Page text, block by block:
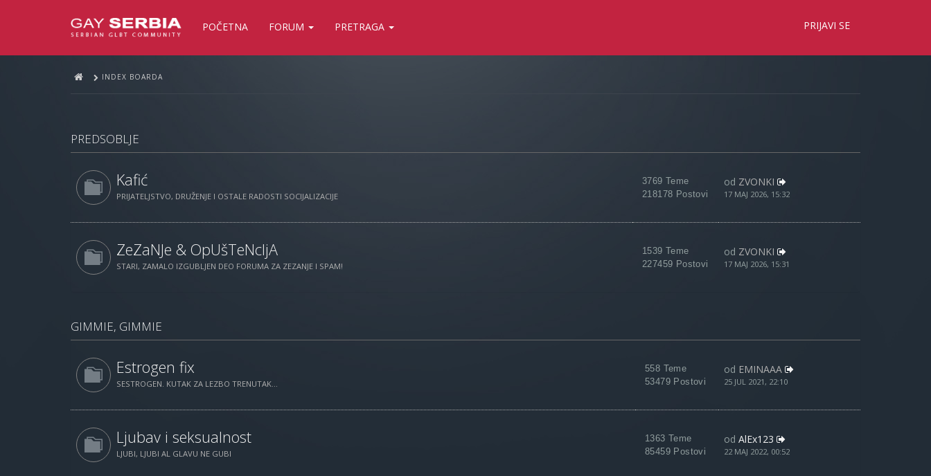
POČETNA FORUM PRETRAGA PRIJAVI SE
INDEX BOARDA
PREDSOBLJE
Kafić
PRIJATELJSTVO, DRUŽENJE I OSTALE RADOSTI SOCIJALIZACIJE
3769 Teme
218178 Postovi
od ZVONKI
17 MAJ 2026, 15:32
ZeZaNJe & OpUšTeNcIjA
STARI, ZAMALO IZGUBLJEN DEO FORUMA ZA ZEZANJE I SPAM!
1539 Teme
227459 Postovi
od ZVONKI
17 MAJ 2026, 15:31
GIMMIE, GIMMIE
Estrogen fix
SESTROGEN. KUTAK ZA LEZBO TRENUTAK...
558 Teme
53479 Postovi
od EMINAAA
25 JUL 2021, 22:10
Ljubav i seksualnost
LJUBI, LJUBI AL GLAVU NE GUBI
1363 Teme
85459 Postovi
od AlEx123
22 MAJ 2022, 00:52